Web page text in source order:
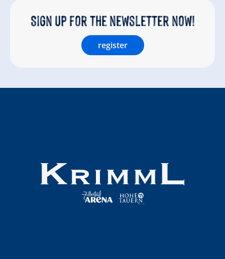
Sign up for the newsletter now!
register